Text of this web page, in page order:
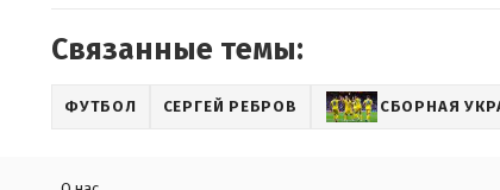
Связанные темы:
ФУТБОЛ СЕРГЕЙ РЕБРОВ СБОРНАЯ